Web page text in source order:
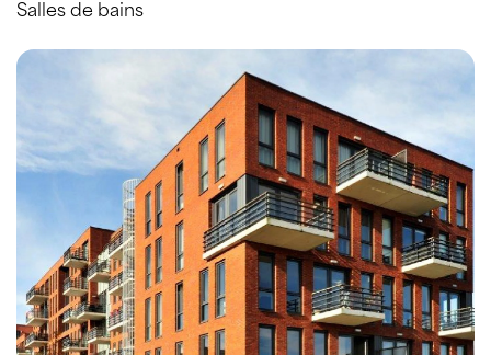
Salles de bains